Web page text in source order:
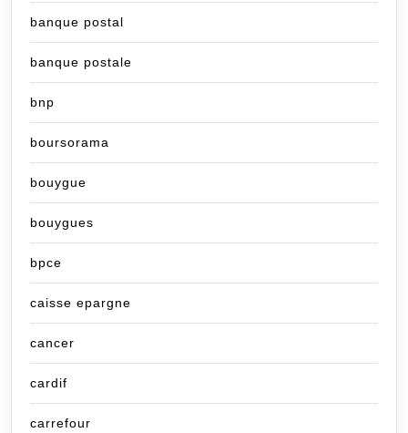
banque postal
banque postale
bnp
boursorama
bouygue
bouygues
bpce
caisse epargne
cancer
cardif
carrefour